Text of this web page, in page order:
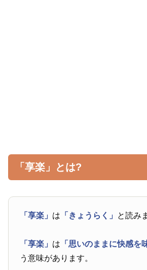
「享楽」とは?
「享楽」 は 「きょうらく」 と読み
「享楽」 は 「思いのままに快感を
う意味があります。